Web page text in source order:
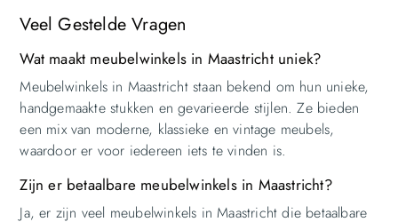
Veel Gestelde Vragen
Wat maakt meubelwinkels in Maastricht uniek?
Meubelwinkels in Maastricht staan bekend om hun unieke,
handgemaakte stukken en gevarieerde stijlen. Ze bieden
een mix van moderne, klassieke en vintage meubels,
waardoor er voor iedereen iets te vinden is.
Zijn er betaalbare meubelwinkels in Maastricht?
Ja, er zijn veel meubelwinkels in Maastricht die betaalbare